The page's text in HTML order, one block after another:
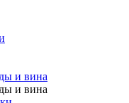
и вина
и вина